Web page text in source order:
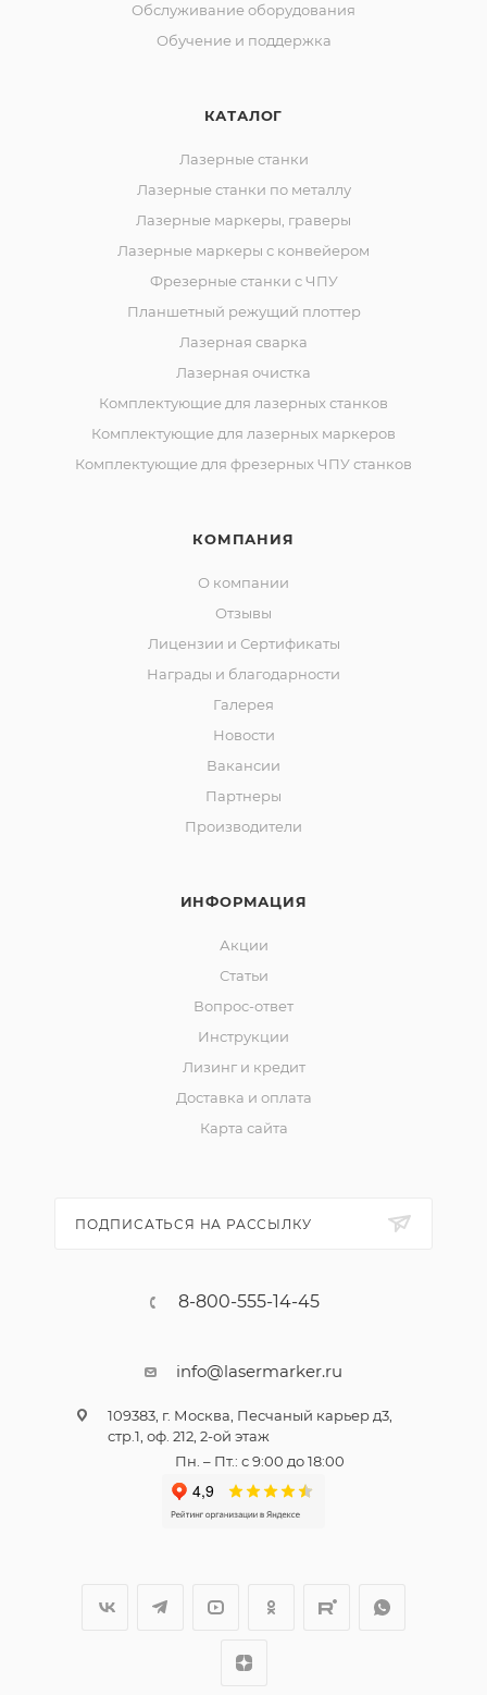
Обслуживание оборудования
Обучение и поддержка
КАТАЛОГ
Лазерные станки
Лазерные станки по металлу
Лазерные маркеры, граверы
Лазерные маркеры с конвейером
Фрезерные станки с ЧПУ
Планшетный режущий плоттер
Лазерная сварка
Лазерная очистка
Комплектующие для лазерных станков
Комплектующие для лазерных маркеров
Комплектующие для фрезерных ЧПУ станков
КОМПАНИЯ
О компании
Отзывы
Лицензии и Сертификаты
Награды и благодарности
Галерея
Новости
Вакансии
Партнеры
Производители
ИНФОРМАЦИЯ
Акции
Статьи
Вопрос-ответ
Инструкции
Лизинг и кредит
Доставка и оплата
Карта сайта
ПОДПИСАТЬСЯ НА РАССЫЛКУ
8-800-555-14-45
info@lasermarker.ru
109383, г. Москва, Песчаный карьер д3,
стр.1, оф. 212, 2-ой этаж
Пн. – Пт.: с 9:00 до 18:00